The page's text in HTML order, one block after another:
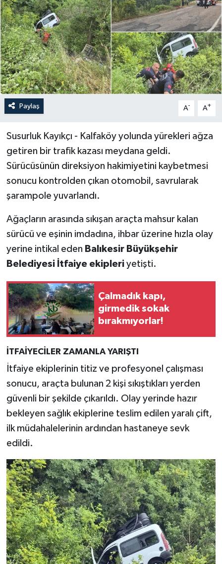
Paylaş A- A+
Susurluk Kayıkçı - Kalfaköy yolunda yürekleri ağza
getiren bir trafik kazası meydana geldi.
Sürücüsünün direksiyon hakimiyetini kaybetmesi
sonucu kontrolden çıkan otomobil, savrularak
şarampole yuvarlandı.
Ağaçların arasında sıkışan araçta mahsur kalan
sürücü ve eşinin imdadına, ihbar üzerine hızla olay
yerine intikal eden Balıkesir Büyükşehir
Belediyesi İtfaiye ekipleriyetişti.
Çalmadık kapı,
girmedik sokak
bırakmıyorlar!
İTFAİYECİLER ZAMANLA YARIŞTI
İtfaiye ekiplerinin titiz ve profesyonel çalışması
sonucu, araçta bulunan 2 kişi sıkıştıkları yerden
güvenli bir şekilde çıkarıldı. Olay yerinde hazır
bekleyen sağlık ekiplerine teslim edilen yaralı çift,
ilk müdahalelerinin ardından hastaneye sevk
edildi.